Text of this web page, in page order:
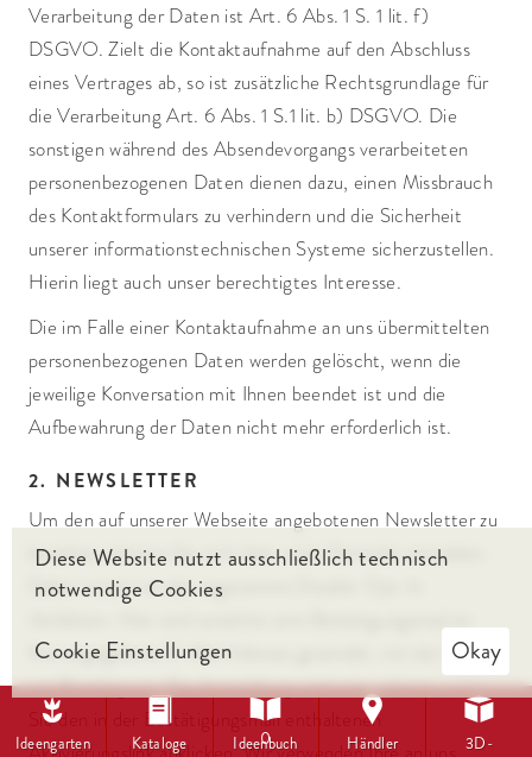
Verarbeitung der Daten ist Art. 6 Abs. 1 S. 1 lit. f)
DSGVO. Zielt die Kontaktaufnahme auf den Abschluss
eines Vertrages ab, so ist zusätzliche Rechtsgrundlage für
die Verarbeitung Art. 6 Abs. 1 S.1 lit. b) DSGVO. Die
sonstigen während des Absendevorgangs verarbeiteten
personenbezogenen Daten dienen dazu, einen Missbrauch
des Kontaktformulars zu verhindern und die Sicherheit
unserer informationstechnischen Systeme sicherzustellen.
Hierin liegt auch unser berechtigtes Interesse.
Die im Falle einer Kontaktaufnahme an uns übermittelten
personenbezogenen Daten werden gelöscht, wenn die
jeweilige Konversation mit Ihnen beendet ist und die
Aufbewahrung der Daten nicht mehr erforderlich ist.
2. NEWSLETTER
Um den auf unserer Webseite angebotenen Newsletter zu
beziehen, können Sie sich über unser Formular anmelden.
Dabei nutzen wir das sogenannte Double-Opt-In
Ihre angegebene E-Mail Adresse gesendet, mit der Bitte
um Bestätigung. Die Anmeldung wird erst wirksam, wenn
Sie den in der Bestätigungsmail enthaltenen
Ideengarten

Kataloge

Ideenbuch

0 Händler

3D-

Diese Website nutzt ausschließlich technisch
notwendige Cookies
Cookie Einstellungen
Okay